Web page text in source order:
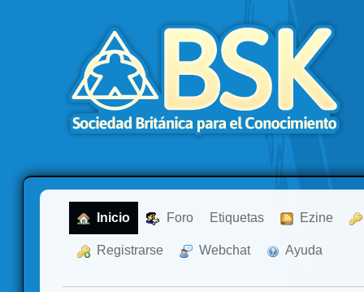
Inicio Foro Etiquetas Ezine
Registrarse Webchat Ayuda